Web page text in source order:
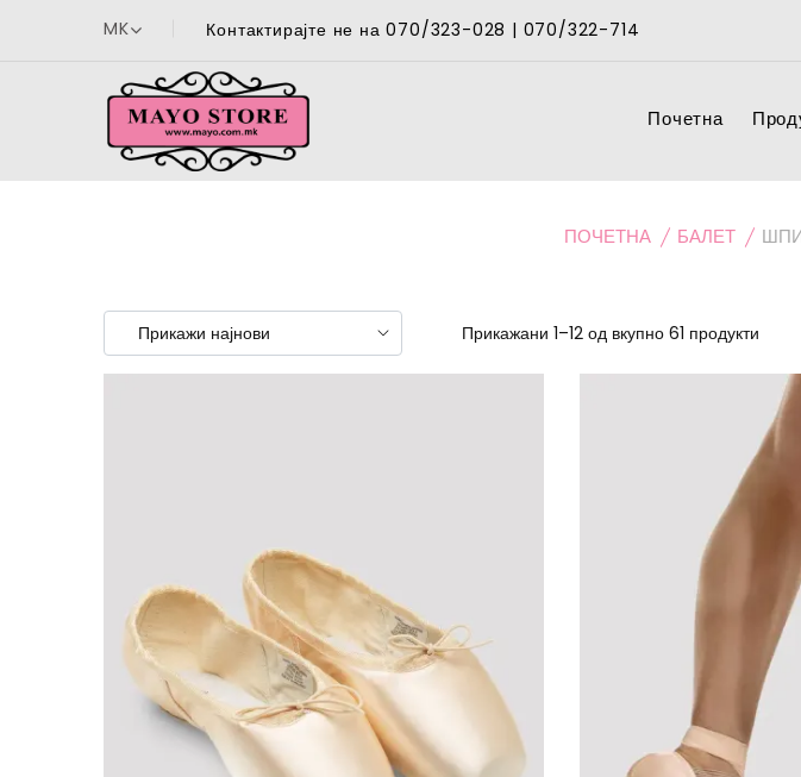
MK Контактирајте не на 070/323-028 | 070/322-714
Почетна
ПОЧЕТНА БАЛЕТ
Прикажани 1–12 од вкупно 61 продукти